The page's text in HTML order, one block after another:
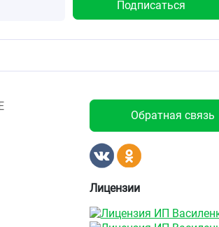
Обратная связь
Лицензии